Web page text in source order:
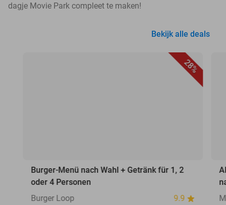
dagje Movie Park compleet te maken!
Bekijk alle deals
28%
Burger-Menü nach Wahl + Getränk für 1, 2
oder 4 Personen
Burger Loop
9.9